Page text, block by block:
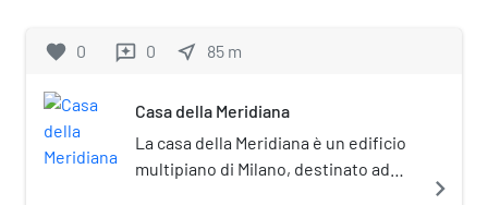
favorite 0 reviews 0 near_me 85 m
Casa della Meridiana
La casa della Meridiana è un edificio
multipiano di Milano, destinato ad
navigate_next